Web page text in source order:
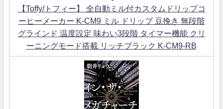
【Toffy/トフィー】 全自動ミル付カスタムドリップコ
ーヒーメーカー K-CM9 ミル ドリップ 豆挽き 無段階
グラインド 温度設定 味わい3段階 タイマー機能 クリ
ーニングモード搭載 リッチブラック K-CM9-RB